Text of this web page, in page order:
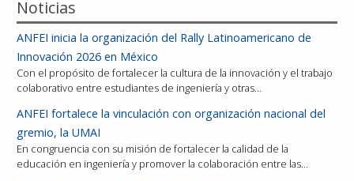
Noticias
ANFEI inicia la organización del Rally Latinoamericano de
Innovación 2026 en México
Con el propósito de fortalecer la cultura de la innovación y el trabajo
colaborativo entre estudiantes de ingeniería y otras…
ANFEI fortalece la vinculación con organización nacional del
gremio, la UMAI
En congruencia con su misión de fortalecer la calidad de la
educación en ingeniería y promover la colaboración entre las…